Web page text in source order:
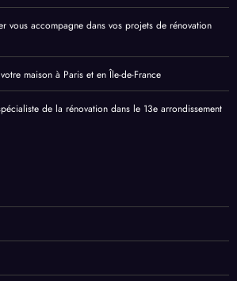
vous accompagne dans vos projets de rénovation
maison à Paris et en Île-de-France
de la rénovation dans le 13e arrondissement